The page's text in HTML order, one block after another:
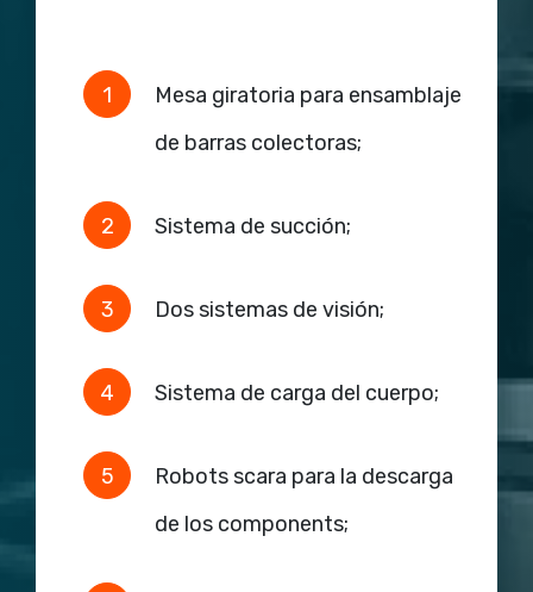
Mesa giratoria para ensamblaje
de barras colectoras;
Sistema de succión;
Dos sistemas de visión;
Sistema de carga del cuerpo;
Robots scara para la descarga
de los components;